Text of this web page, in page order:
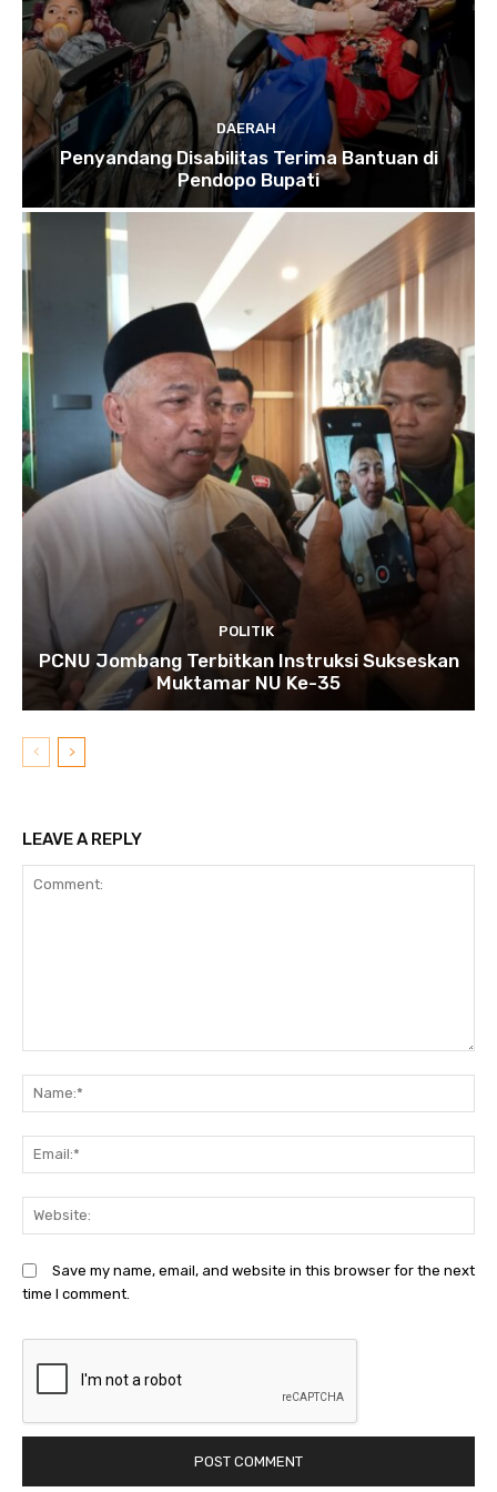
DAERAH
Penyandang Disabilitas Terima Bantuan di
Pendopo Bupati
POLITIK
PCNU Jombang Terbitkan Instruksi Sukseskan
Muktamar NU Ke-35
LEAVE A REPLY
Save my name, email, and website in this browser for the next
time I comment.